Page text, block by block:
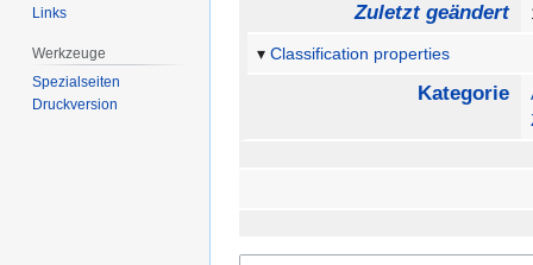
Zuletzt geändert
Classification properties
Kategorie
Links
Werkzeuge
Spezialseiten
Druckversion